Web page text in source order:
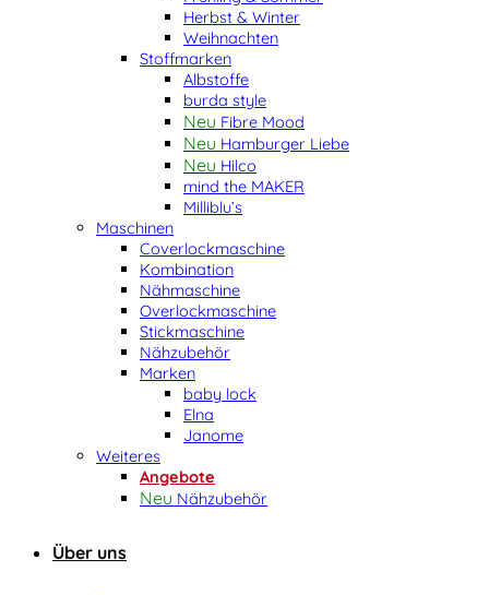
Herbst & Winter
Weihnachten
Stoffmarken
Albstoffe
burda style
Fibre Mood
Hamburger Liebe
Hilco
mind the MAKER
Milliblu’s
Maschinen
Coverlockmaschine
Kombination
Nähmaschine
Overlockmaschine
Stickmaschine
Nähzubehör
Marken
baby lock
Elna
Janome
Weiteres
Angebote
Nähzubehör
Über uns